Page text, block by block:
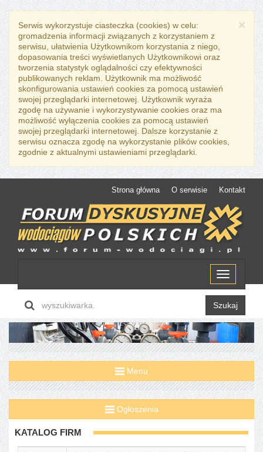
×
Serwis wykorzystuje ciasteczka (cookies) w celu:
gromadzenia informacji związanych z korzystaniem z
serwisu, ułatwienia Użytkownikom korzystania z niego,
dopasowania treści wyświetlanych Użytkownikowi oraz
tworzenia statystyk oglądalności czy efektywności
publikowanych reklam. Użytkownik ma możliwość
skonfigurowania ustawień cookies za pomocą ustawień
swojej przeglądarki internetowej. Użytkownik wyraża
zgodę na używanie i wykorzystywanie cookies oraz ma
możliwość wyłączenia cookies za pomocą ustawień
swojej przeglądarki internetowej. Dalsze korzystanie z
serwisu oznacza zgodę na wykorzystanie plików cookies,
zgodnie z aktualnymi ustawieniami przeglądarki.
Strona główna O serwisie Kontakt
Menu
Szukaj
Menu
Ogłoszenia
KATALOG FIRM